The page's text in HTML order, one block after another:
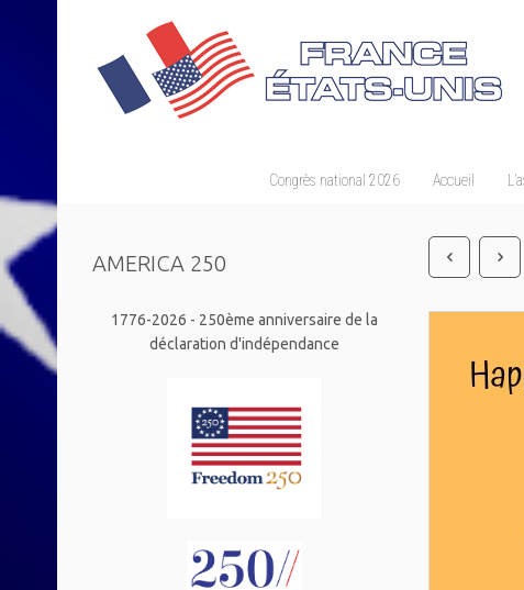
Congrès national 2026 Accueil
AMERICA 250
1776-2026 - 250ème anniversaire de la
déclaration d'indépendance